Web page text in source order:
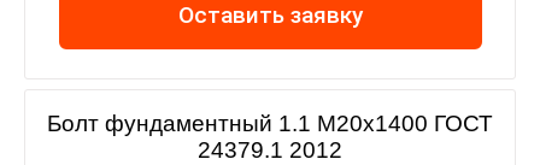
Оставить заявку
Болт фундаментный 1.1 М20х1400 ГОСТ
24379.1 2012